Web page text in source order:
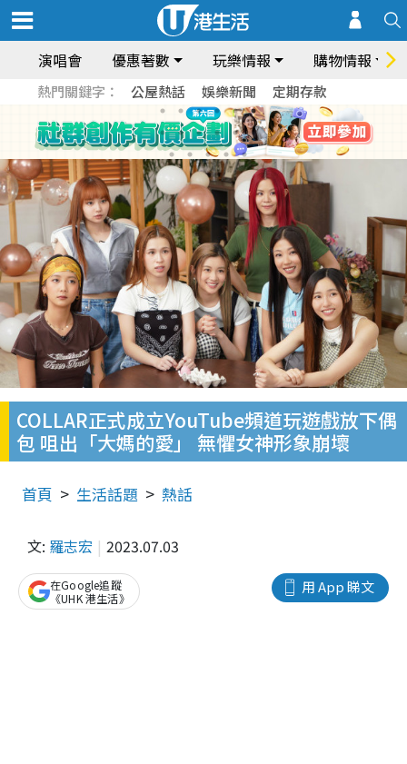
演唱會 優惠著數 玩樂情報 購物情報
熱門關鍵字： 公屋熱話 娛樂新聞 定期存款
COLLAR正式成立YouTube頻道玩遊戲放下偶
包 咀出「大媽的愛」 無懼女神形象崩壞
首頁 生活話題 熱話
文: 羅志宏 2023.07.03
用 App 睇文
在Google追蹤
《UHK 港生活》